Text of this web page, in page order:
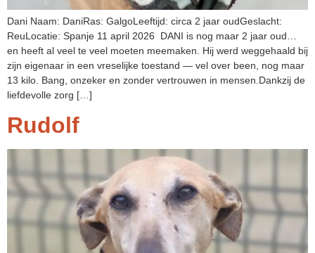
Dani Naam: DaniRas: GalgoLeeftijd: circa 2 jaar oudGeslacht:
ReuLocatie: Spanje 11 april 2026 DANI is nog maar 2 jaar oud…
en heeft al veel te veel moeten meemaken. Hij werd weggehaald bij
zijn eigenaar in een vreselijke toestand — vel over been, nog maar
13 kilo. Bang, onzeker en zonder vertrouwen in mensen.Dankzij de
liefdevolle zorg […]
Rudolf